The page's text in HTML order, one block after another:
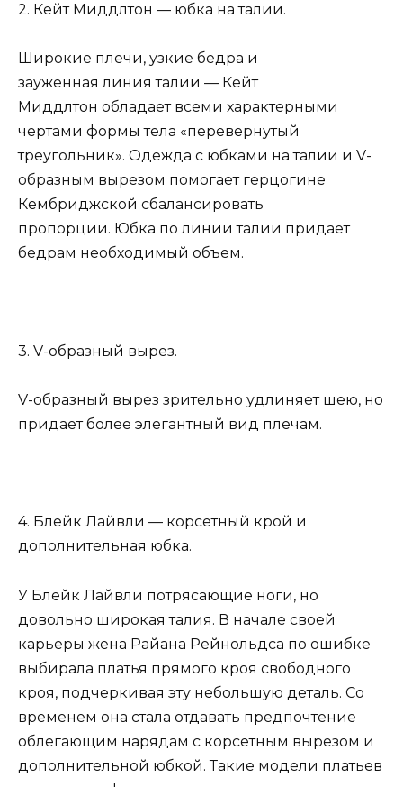
2. Кейт Миддлтон — юбка на талии.
Широкие плечи, узкие бедра и
зауженная линия талии — Кейт
Миддлтон обладает всеми характерными
чертами формы тела «перевернутый
треугольник». Одежда с юбками на талии и V-
образным вырезом помогает герцогине
Кембриджской сбалансировать
пропорции. Юбка по линии талии придает
бедрам необходимый объем.
3. V-образный вырез.
V-образный вырез зрительно удлиняет шею, но
придает более элегантный вид плечам.
4. Блейк Лайвли — корсетный крой и
дополнительная юбка.
У Блейк Лайвли потрясающие ноги, но
довольно широкая талия. В начале своей
карьеры жена Райана Рейнольдса по ошибке
выбирала платья прямого кроя свободного
кроя, подчеркивая эту небольшую деталь. Со
временем она стала отдавать предпочтение
облегающим нарядам с корсетным вырезом и
дополнительной юбкой. Такие модели платьев